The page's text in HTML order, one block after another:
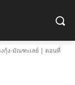
งกุ้ง-มัณฑะเลย์ | ตอนที่